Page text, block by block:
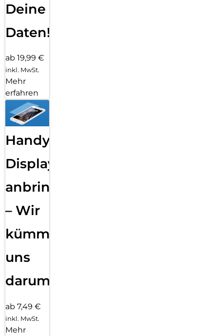
Deine
Daten!
ab 19,99 €
inkl. MwSt.
Mehr
erfahren
Handy
Displayfolie
anbringen
– Wir
kümmern
uns
darum!
ab 7,49 €
inkl. MwSt.
Mehr